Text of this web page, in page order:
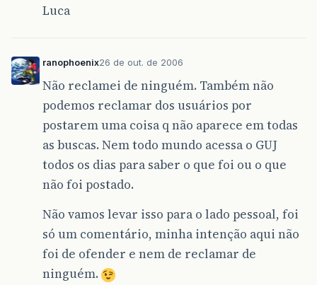
Luca
ranophoenix26 de out. de 2006
Não reclamei de ninguém. Também não
podemos reclamar dos usuários por
postarem uma coisa q não aparece em todas
as buscas. Nem todo mundo acessa o GUJ
todos os dias para saber o que foi ou o que
não foi postado.
Não vamos levar isso para o lado pessoal, foi
só um comentário, minha intenção aqui não
foi de ofender e nem de reclamar de
ninguém.